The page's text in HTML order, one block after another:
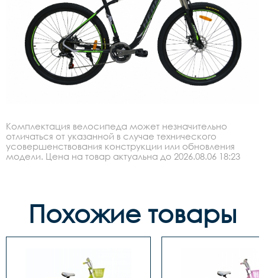
Комплектация велосипеда может незначительно
отличаться от указанной в случае технического
усовершенствования конструкции или обновления
модели. Цена на товар актуальна до 2026.08.06 18:23
Похожие товары